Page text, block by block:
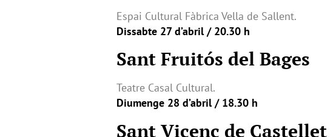
Espai Cultural Fàbrica Vella de Sallent.
Dissabte 27 d’abril / 20.30 h
Sant Fruitós del Bages
Teatre Casal Cultural.
Diumenge 28 d’abril / 18.30 h
Sant Vicenç de Castellet